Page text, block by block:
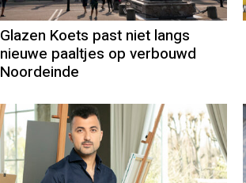
Glazen Koets past niet langs
nieuwe paaltjes op verbouwd
Noordeinde